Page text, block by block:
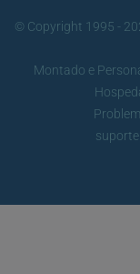
© Copyright 1995 -
Montado e